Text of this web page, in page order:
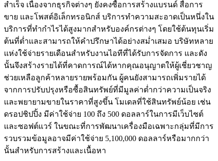
สำเร็จ เนื่องจากธุรกิจต่างๆ ยังคงซื้อการสร้างแบรนด์ สื่อการ
ขาย และโพสต์อิเล็กทรอนิกส์ บริการทำความสะอาดเป็นหนึ่งใน
บริการที่ทำกำไรได้สูงมากสำหรับองค์กรต่างๆ โดยใช้ต้นทุนเริ่ม
ต้นที่ต่ำและสามารถให้คำปรึกษาได้อย่างสม่ำเสมอ บริษัทหลาย
แห่งใช้จ่ายรายเดือนสำหรับงานไอทีที่ได้รับการจัดการ และดัง
นั้นจึงสร้างรายได้ที่คาดการณ์ได้หากคุณอนุญาตให้ผู้เชี่ยวชาญ
ช่วยเหลือลูกค้าหลายรายพร้อมกัน ผู้คนยังสามารถเพิ่มรายได้
จากการปรับปรุงหรือซื้อสินทรัพย์ที่มีมูลค่าต่ำกว่าความเป็นจริง
และพยายามขายในราคาที่สูงขึ้น โมเดลที่ใช้สินทรัพย์น้อย เช่น
ดรอปชิปปิ้ง มีค่าใช้จ่าย 100 ถึง 500 ดอลลาร์ในการมีเว็บไซต์
และซอฟต์แวร์ ในขณะที่การพัฒนาเครื่องมือเฉพาะกลุ่มที่มีการ
รวบรวมข้อมูลอาจมีค่าใช้จ่าย 5,100,000 ดอลลาร์หรือมากกว่า
นั้นสำหรับการสร้างและเนื้อหา